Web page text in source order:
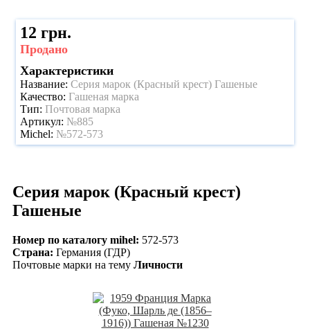
12 грн.
Продано
Характеристики
Название: Серия марок (Красный крест) Гашеные
Качество: Гашеная марка
Тип: Почтовая марка
Артикул: №885
Michel: №572-573
Серия марок (Красный крест)
Гашеные
Номер по каталогу mihel: 572-573
Страна: Германия (ГДР)
Почтовые марки на тему Личности